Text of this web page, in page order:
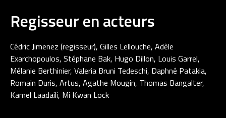
Regisseur en acteurs
Cédric Jimenez (regisseur), Gilles Lellouche, Adèle
Exarchopoulos, Stéphane Bak, Hugo Dillon, Louis Garrel,
Mélanie Berthinier, Valeria Bruni Tedeschi, Daphné Patakia,
Romain Duris, Artus, Agathe Mougin, Thomas Bangalter,
Kamel Laadaili, Mi Kwan Lock